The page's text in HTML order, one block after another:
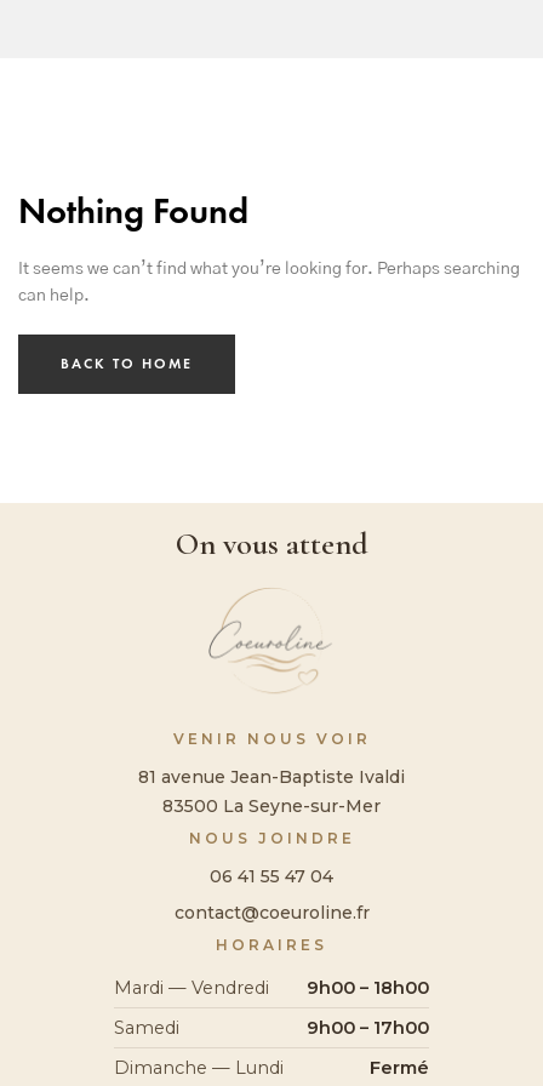
Nothing Found
It seems we can’t find what you’re looking for. Perhaps searching
can help.
BACK TO HOME
On vous attend
VENIR NOUS VOIR
81 avenue Jean-Baptiste Ivaldi
83500 La Seyne-sur-Mer
NOUS JOINDRE
06 41 55 47 04
contact@coeuroline.fr
HORAIRES
Mardi — Vendredi
9h00 – 18h00
Samedi
9h00 – 17h00
Dimanche — Lundi
Fermé